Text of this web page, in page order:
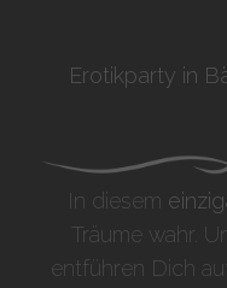
Erotikparty in
In diesem
Träume wahr.
entführen Dich